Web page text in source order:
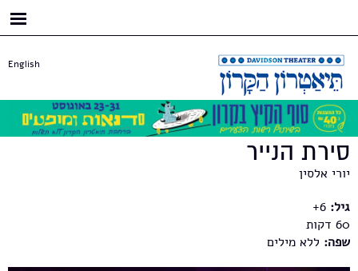
English
סירת הנייר
יורי אלסין
גיל: 6+
60
שפה: ללא מילים